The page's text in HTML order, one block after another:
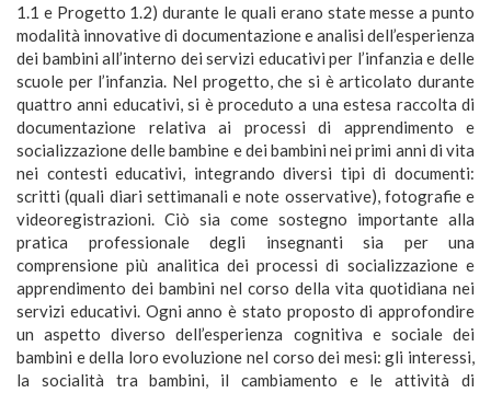
1.1 e Progetto 1.2) durante le quali erano state messe a punto
modalità innovative di documentazione e analisi dell’esperienza
dei bambini all’interno dei servizi educativi per l’infanzia e delle
scuole per l’infanzia. Nel progetto, che si è articolato durante
quattro anni educativi, si è proceduto a una estesa raccolta di
documentazione relativa ai processi di apprendimento e
socializzazione delle bambine e dei bambini nei primi anni di vita
nei contesti educativi, integrando diversi tipi di documenti:
scritti (quali diari settimanali e note osservative), fotografie e
videoregistrazioni. Ciò sia come sostegno importante alla
pratica professionale degli insegnanti sia per una
comprensione più analitica dei processi di socializzazione e
apprendimento dei bambini nel corso della vita quotidiana nei
servizi educativi. Ogni anno è stato proposto di approfondire
un aspetto diverso dell’esperienza cognitiva e sociale dei
bambini e della loro evoluzione nel corso dei mesi: gli interessi,
la socialità tra bambini, il cambiamento e le attività di